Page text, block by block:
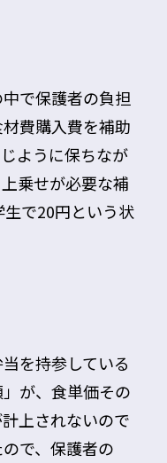
で保護者の負担
費購入費を補助
ように保ちなが
乗せが必要な補
で20円という状
を持参している
が、食単価その
上されないので
で、保護者の